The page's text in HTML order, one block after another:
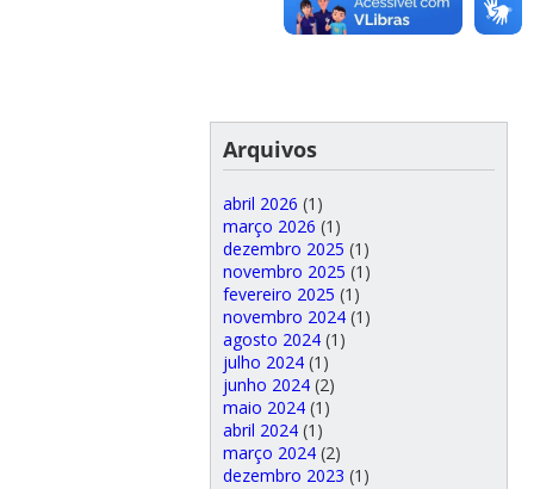
Arquivos
abril 2026 (1)
março 2026 (1)
dezembro 2025 (1)
novembro 2025 (1)
fevereiro 2025 (1)
novembro 2024(1)
agosto 2024(1)
julho 2024(1)
junho 2024(2)
maio 2024(1)
abril 2024(1)
março 2024(2)
dezembro 2023 (1)